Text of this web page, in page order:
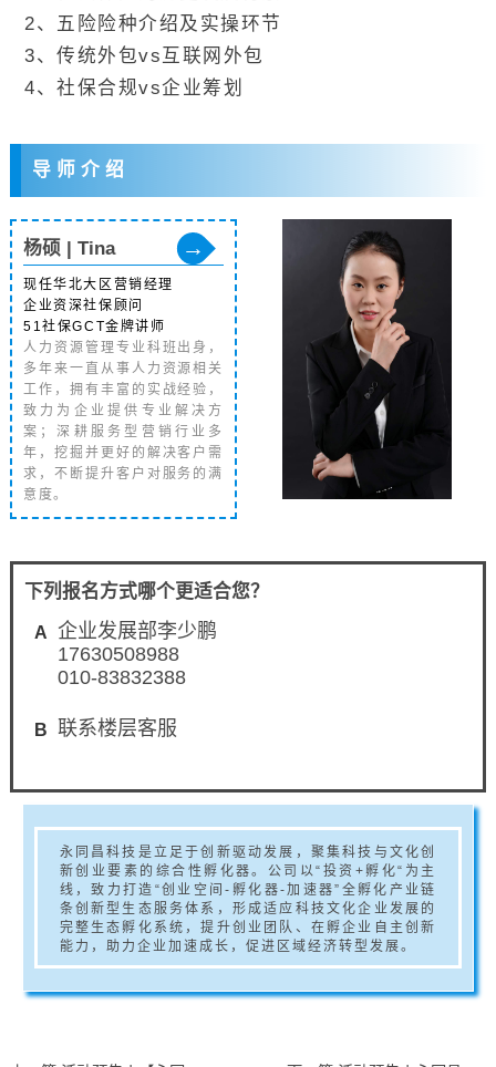
2、五险险种介绍及实操环节
3、传统外包vs互联网外包
4、社保合规vs企业筹划
导 师 介 绍
杨硕 | Tina →
现任华北大区营销经理
企业资深社保顾问
51社保GCT金牌讲师
人力资源管理专业科班出身，
多年来一直从事人力资源相关
工作，拥有丰富的实战经验，
致力为企业提供专业解决方
案；深耕服务型营销行业多
年，挖掘并更好的解决客户需
求，不断提升客户对服务的满
意度。
下列报名方式哪个更适合您？
A
企业发展部李少鹏
17630508988
010-83832388
B 联系楼层客服
永同昌科技是立足于创新驱动发展，聚集科技与文化创
新创业要素的综合性孵化器。公司以“投资+孵化“为主
线，致力打造“创业空间-孵化器-加速器”全孵化产业链
条创新型生态服务体系，形成适应科技文化企业发展的
完整生态孵化系统，提升创业团队、在孵企业自主创新
能力，助力企业加速成长，促进区域经济转型发展。